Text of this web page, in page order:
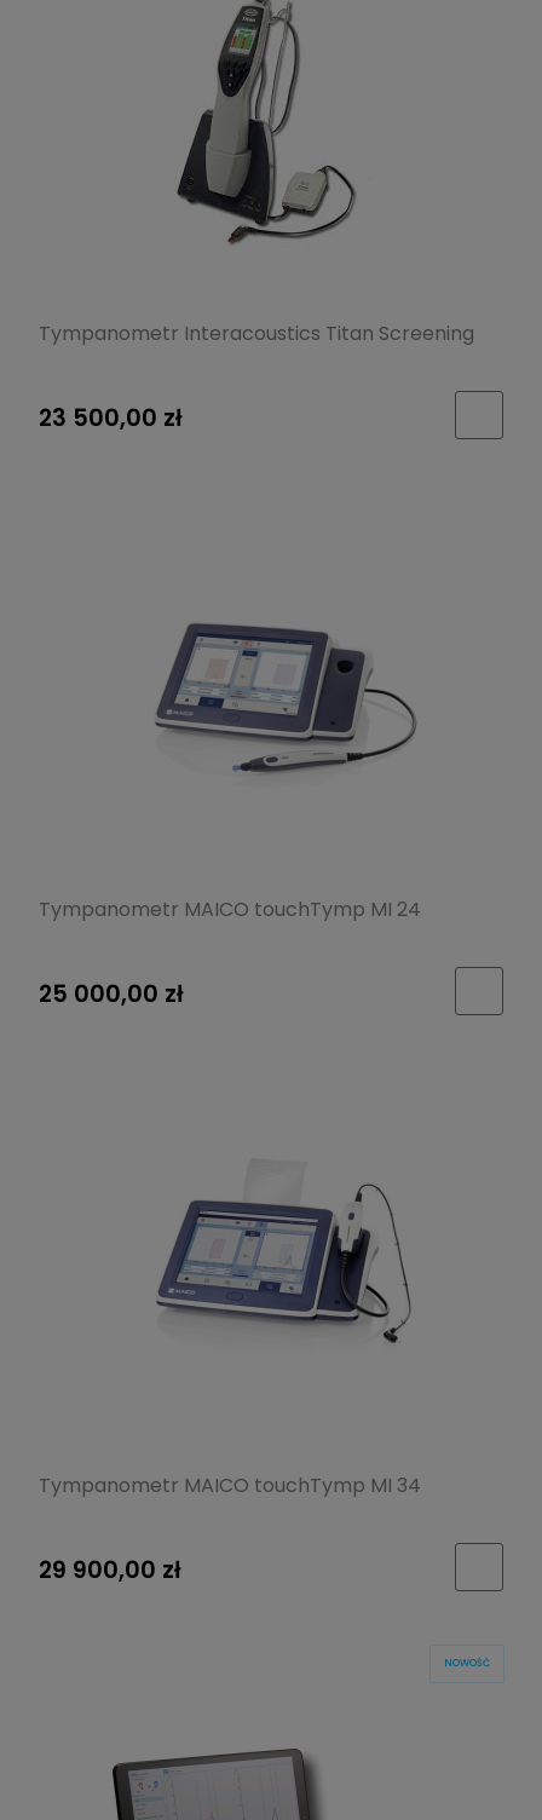
Tympanometr Interacoustics Titan Screening
23 500,00 zł
Tympanometr MAICO touchTymp MI 24
25 000,00 zł
Tympanometr MAICO touchTymp MI 34
29 900,00 zł
NOWOŚĆ